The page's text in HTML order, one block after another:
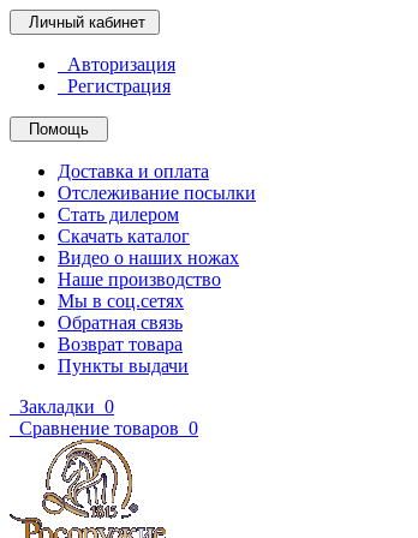
Личный кабинет
Авторизация
Регистрация
Помощь
Доставка и оплата
Отслеживание посылки
Стать дилером
Скачать каталог
Видео о наших ножах
Наше производство
Мы в соц.сетях
Обратная связь
Возврат товара
Пункты выдачи
Закладки 0
Сравнение товаров 0